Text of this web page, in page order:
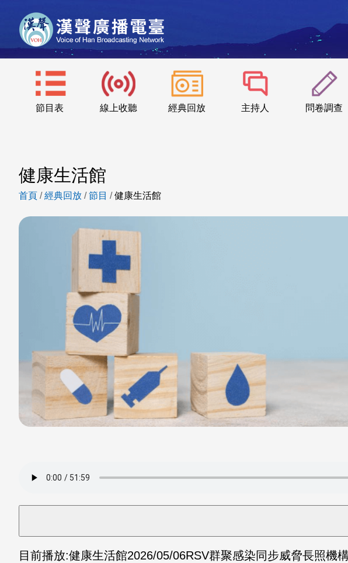
節目表 線上收聽 經典回放 主持人 問卷調查
健康生活館
首頁 /經典回放 /節目 /健康生活館
目前播放:健康生活館2026/05/06RSV群聚感染同步威脅長照機